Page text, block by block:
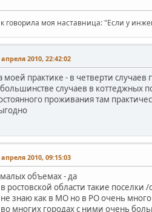
говорила моя наставница: "Если у
апреля 2010, 22:42:02
моей практике - в четверти
случаев в коттеджных
проживания там
апреля 2010, 09:15:03
объемах - да
ростовской области такие
знаю как в МО но в РО очень
многих городах с ними очень